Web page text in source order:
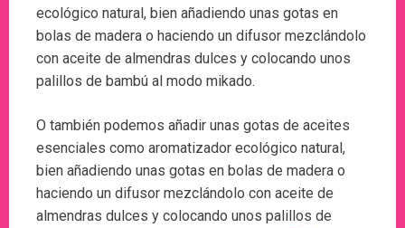
ecológico natural, bien añadiendo unas gotas en
bolas de madera o haciendo un difusor mezclándolo
con aceite de almendras dulces y colocando unos
palillos de bambú al modo mikado.
O también podemos añadir unas gotas de aceites
esenciales como aromatizador ecológico natural,
bien añadiendo unas gotas en bolas de madera o
haciendo un difusor mezclándolo con aceite de
almendras dulces y colocando unos palillos de